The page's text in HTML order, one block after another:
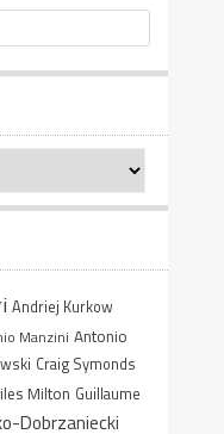
Andriej Kurkow
Manzini Antonio
Craig Symonds
Milton Guillaume
Dobrzaniecki